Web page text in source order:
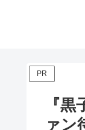
PR
『
ァン